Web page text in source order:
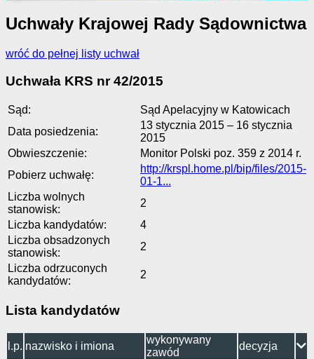
Uchwały Krajowej Rady Sądownictwa
wróć do pełnej listy uchwał
Uchwała KRS nr 42/2015
Sąd:
Sąd Apelacyjny w Katowicach
Data posiedzenia:
13 stycznia 2015 – 16 stycznia
2015
Obwieszczenie:
Monitor Polski poz. 359 z 2014 r.
Pobierz uchwałę:
http://krspl.home.pl/bip/files/2015-
01-1...
Liczba wolnych
stanowisk:
2
Liczba kandydatów:
4
Liczba obsadzonych
stanowisk:
2
Liczba odrzuconych
kandydatów:
2
Lista kandydatów
l.p. nazwisko i imiona
wykonywany
zawód
decyzja